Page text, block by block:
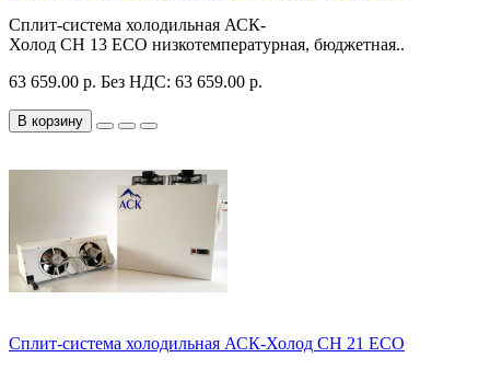
Сплит-система холодильная АСК-
Холод CH 13 ECO низкотемпературная, бюджетная..
63 659.00 р. Без НДС: 63 659.00 р.
В корзину
Сплит-система холодильная АСК-Холод CH 21 ECO